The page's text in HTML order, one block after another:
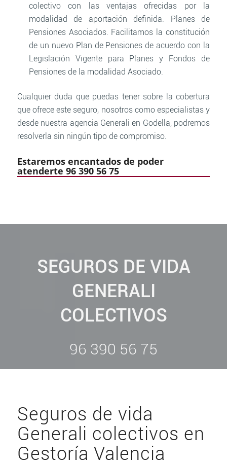
colectivo con las ventajas ofrecidas por la
modalidad de aportación definida. Planes de
Pensiones Asociados. Facilitamos la constitución
de un nuevo Plan de Pensiones de acuerdo con la
Legislación Vigente para Planes y Fondos de
Pensiones de la modalidad Asociado.
Cualquier duda que puedas tener sobre la cobertura
que ofrece este seguro, nosotros como especialistas y
desde nuestra agencia Generali en Godella, podremos
resolverla sin ningún tipo de compromiso.
Estaremos encantados de poder
atenderte 96 390 56 75
SEGUROS DE VIDA
GENERALI
COLECTIVOS
96 390 56 75
Seguros de vida
Generali colectivos en
Gestoría Valencia